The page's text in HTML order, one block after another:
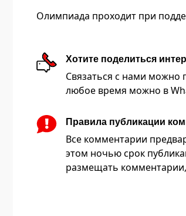
Олимпиада проходит при
Хотите поделиться
Связаться с нами можно
любое время можно в
Правила публикации
Все комментарии
этом ночью срок
размещать